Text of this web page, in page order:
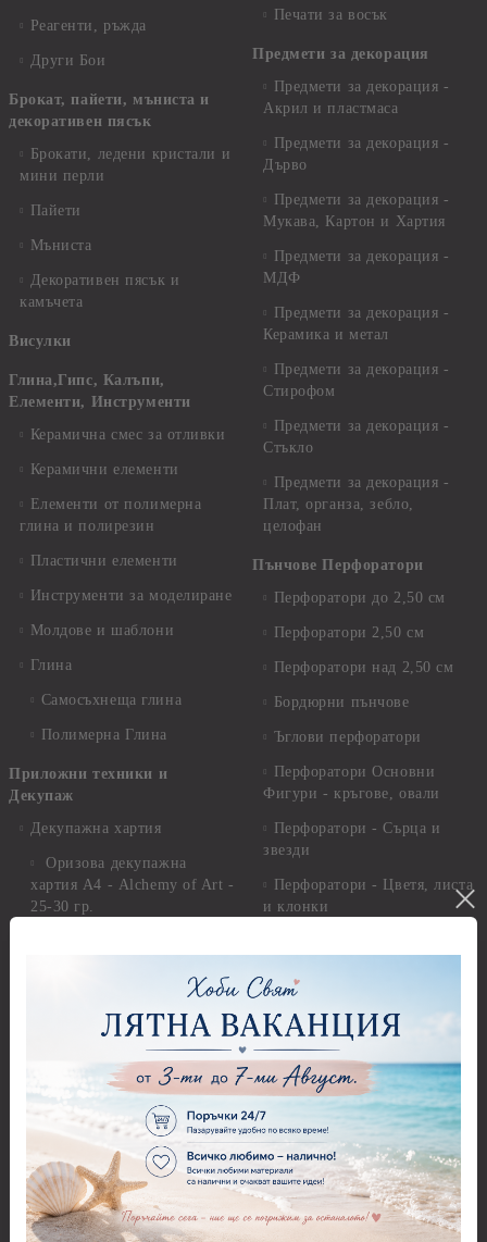
Реагенти, ръжда
Други Бои
Брокат, пайети, мъниста и
декоративен пясък
Брокати, ледени кристали и
мини перли
Пайети
Мъниста
Декоративен пясък и
камъчета
Висулки
Глина,Гипс, Калъпи,
Елементи, Инструменти
Керамична смес за отливки
Керамични елементи
Елементи от полимерна
глина и полирезин
Пластични елементи
Инструменти за моделиране
Молдове и шаблони
Глина
Самосъхнеща глина
Полимерна Глина
Приложни техники и
Декупаж
Декупажна хартия
Оризова декупажна
хартия А4 - Alchemy of Art -
25-30 гр.
Фина оризова декупажна
хартия Stamperia - 21 х
29.см. - 28гр.
Декупажна хартия - Други
Антични пасти
Вакс пасти
Грунд, Основи, Релефни
пасти
Печати за восък
Предмети за декорация
Предмети за декорация -
Акрил и пластмаса
Предмети за декорация -
Дърво
Предмети за декорация -
Мукава, Картон и Хартия
Предмети за декорация -
МДФ
Предмети за декорация -
Керамика и метал
Предмети за декорация -
Стирофом
Предмети за декорация -
Стъкло
Предмети за декорация -
Плат, органза, зебло,
целофан
Пънчове Перфоратори
Перфоратори до 2,50 см
Перфоратори 2,50 см
Перфоратори над 2,50 см
Бордюрни пънчове
Ъглови перфоратори
Перфоратори Основни
Фигури - кръгове, овали
Перфоратори - Сърца и
звезди
Перфоратори - Цветя, листа
и клонки
Перфоратори - Животни
Перфоратори - Коледни и
Зимни
Рисуване
Грунд и почистващи
разтвори
Платна за рисуване
Стативи и поставки
Четки и инструменти